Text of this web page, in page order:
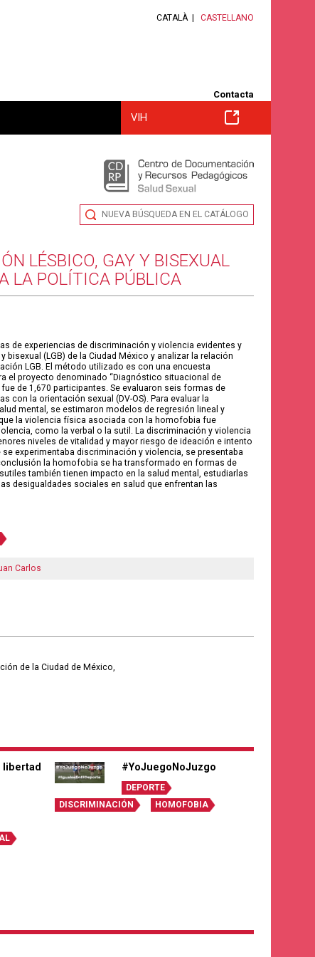
CATALÀ CASTELLANO
Contacta
VIH
NUEVA BÚSQUEDA EN EL CATÁLOGO
LÉSBICO, GAY Y BISEXUAL
LA POLÍTICA PÚBLICA
de experiencias de discriminación y violencia evidentes y
(LGB) de la Ciudad México y analizar la relación
LGB. El método utilizado es con una encuesta
el proyecto denominado “Diagnóstico situacional de
de 1,670 participantes. Se evaluaron seis formas de
con la orientación sexual (DV-OS). Para evaluar la
mental, se estimaron modelos de regresión lineal y
la violencia física asociada con la homofobia fue
como la verbal o la sutil. La discriminación y violencia
niveles de vitalidad y mayor riesgo de ideación e intento
experimentaba discriminación y violencia, se presentaba
la homofobia se ha transformado en formas de
también tienen impacto en la salud mental, estudiarlas
desigualdades sociales en salud que enfrentan las
Carlos
de la Ciudad de México,
libertad #YoJuegoNoJuzgo
DEPORTE
DISCRIMINACIÓN
HOMOFOBIA